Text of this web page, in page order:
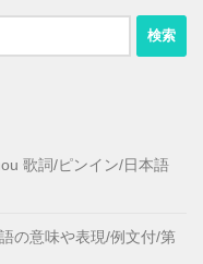
歌詞/ピンイン/日本語
の意味や表現/例文付/第